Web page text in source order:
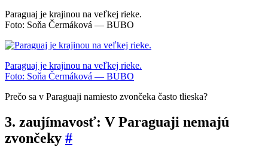
Paraguaj je krajinou na veľkej rieke.
Foto: Soňa Čermáková — BUBO
Paraguaj je krajinou na veľkej rieke.
Foto: Soňa Čermáková — BUBO
Prečo sa v Paraguaji namiesto zvončeka často tlieska?
3. zaujímavosť: V Paraguaji nemajú
zvončeky #